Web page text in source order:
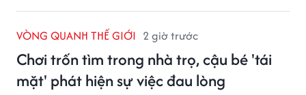
VÒNG QUANH THẾ GIỚI 2 giờ trước
Chơi trốn tìm trong nhà trọ, cậu bé 'tái
mặt' phát hiện sự việc đau lòng